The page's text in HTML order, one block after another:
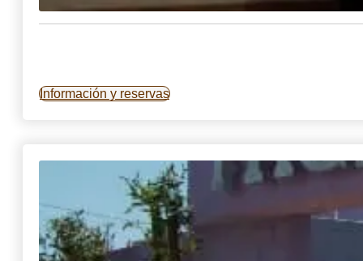
Información y reservas